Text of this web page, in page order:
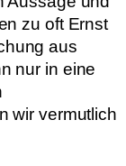
zu oft Ernst
aus
nur in eine
wir vermutlich